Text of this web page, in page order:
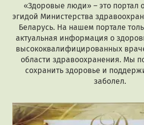
«Здоровые люди» – это портал
эгидой Министерства
Беларусь. На нашем портале
актуальная информация о
высококвалифицированных
области здравоохранения. Мы
сохранить здоровье и
заболел.